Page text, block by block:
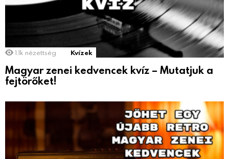
1.1k nézettség Kvízek
Magyar zenei kedvencek kvíz – Mutatjuk a
fejtörőket!